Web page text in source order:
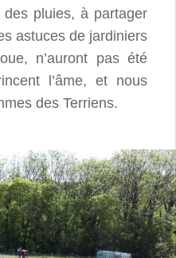
pluies, à partager
astuces de jardiniers
n’auront pas été
l’âme, et nous
des Terriens.